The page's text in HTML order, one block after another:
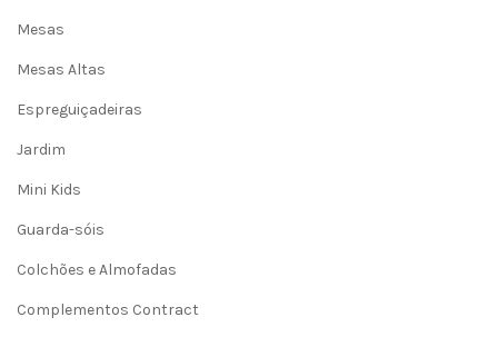
Mesas
Mesas Altas
Espreguiçadeiras
Jardim
Mini Kids
Guarda-sóis
Colchões e Almofadas
Complementos Contract